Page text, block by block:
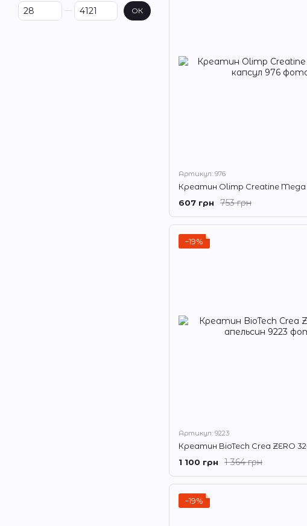
Артикул: 976
Креатин Olimp Creatine Mega
753 грн
607 грн
−19%
Артикул: 9223
Креатин BioTech Crea ZERO
1 364 грн
1 100 грн
−19%
Від Ціна, грн
До Ціна, грн ОК